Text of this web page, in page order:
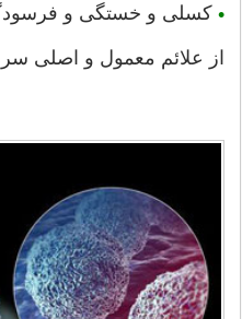
•کسلی و خستگی و
از علائم معمول و اصلی